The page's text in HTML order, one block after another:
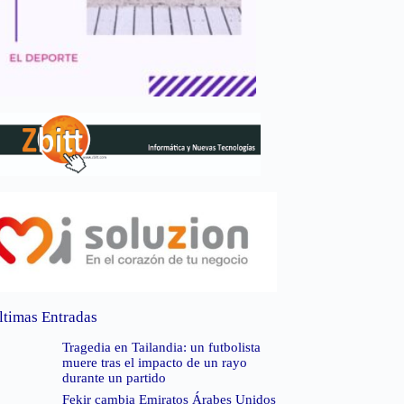
Entradas
Tragedia en Tailandia: un futbolista
muere tras el impacto de un rayo
durante un partido
Fekir cambia Emiratos Árabes Unidos